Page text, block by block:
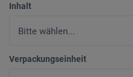
Inhalt
Verpackungseinheit